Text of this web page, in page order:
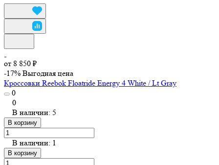
от 8 850 ₽
-17% Выгодная цена
Кроссовки Reebok Floatride Energy 4 White / Lt Gray
0
0
В наличии: 5
В корзину
В наличии: 1
В корзину